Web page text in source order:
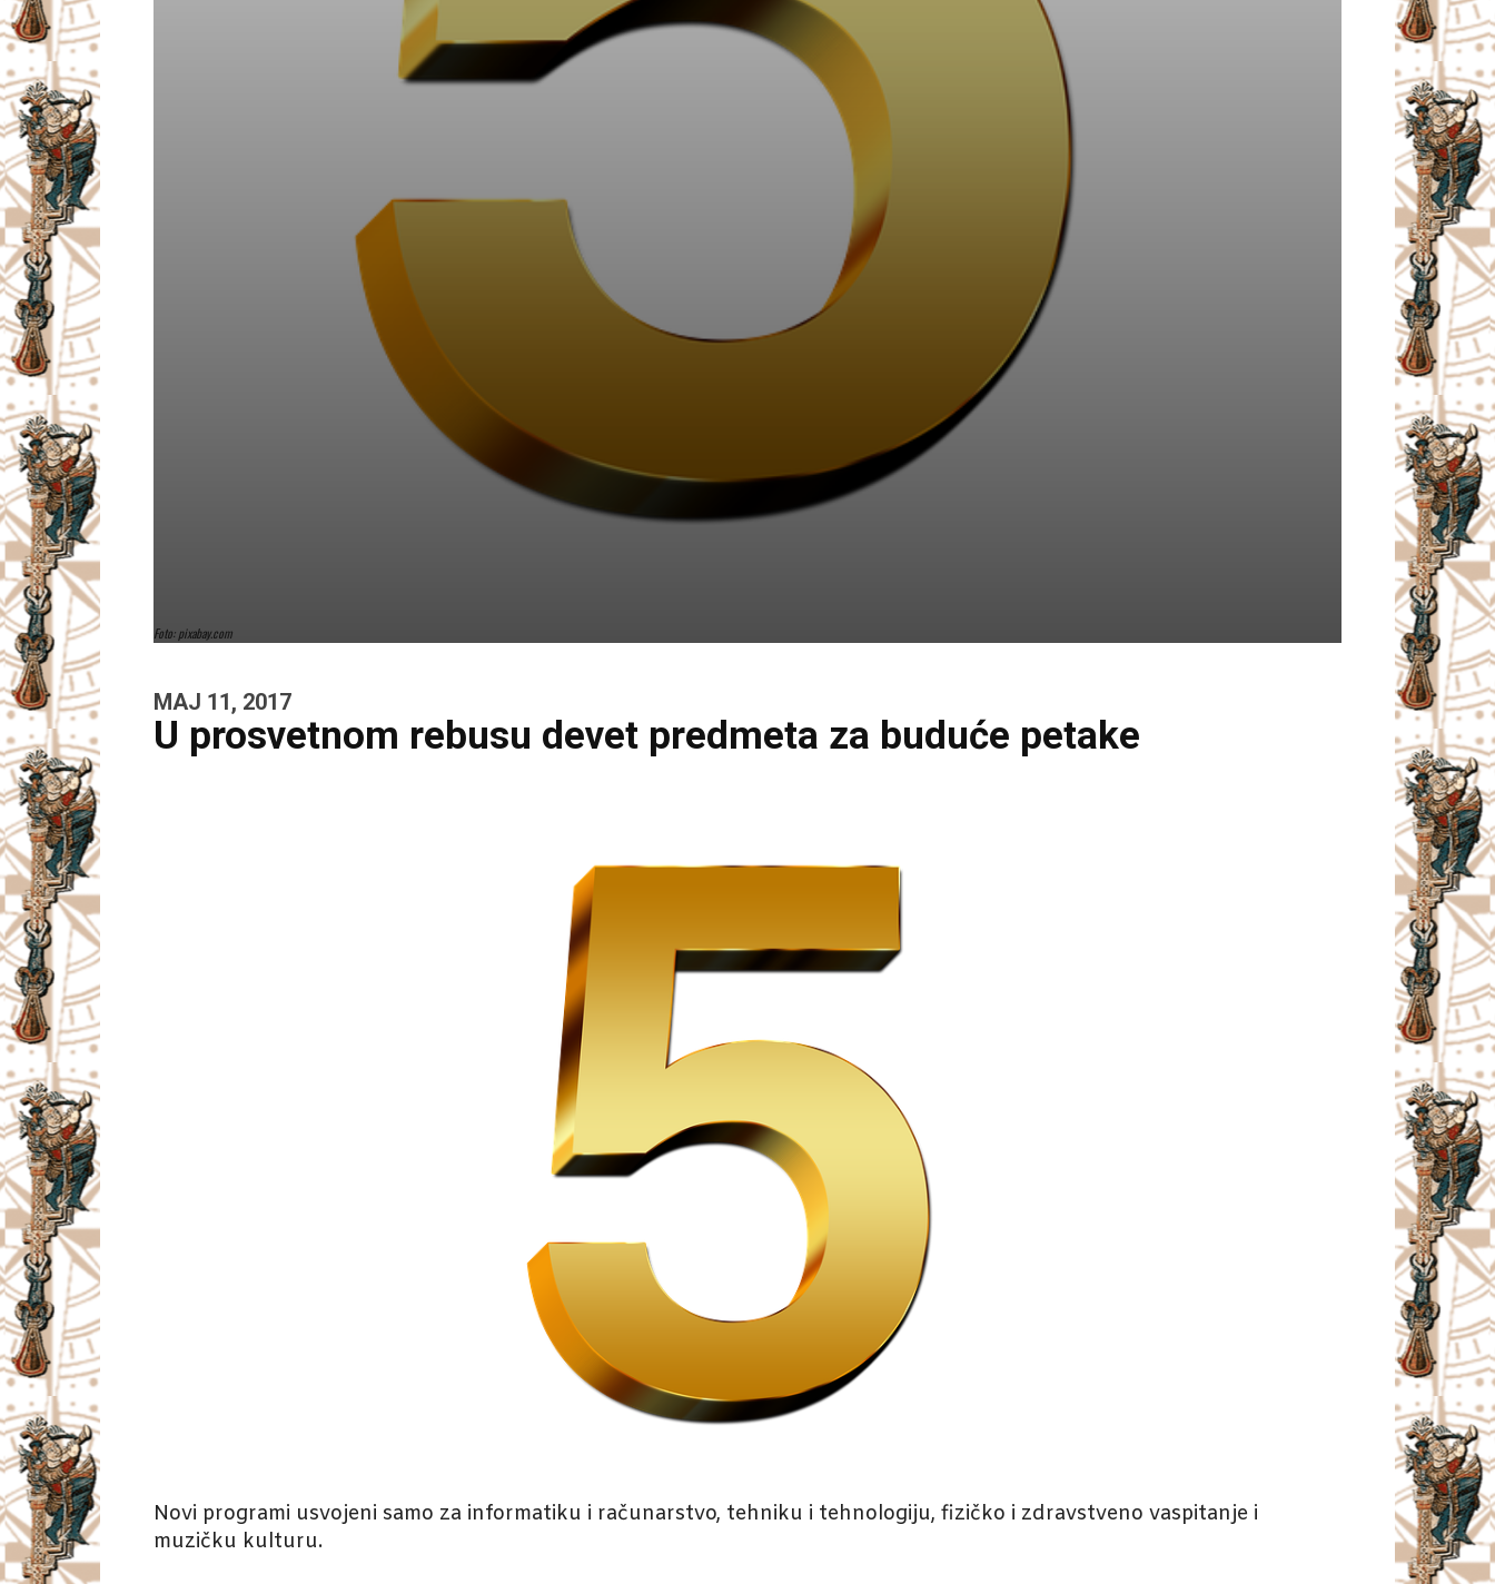
Foto: pixabay.com
MAJ 11, 2017
U prosvetnom rebusu devet predmeta za buduće petake
Novi programi usvojeni samo za informatiku i računarstvo, tehniku i tehnologiju, fizičko i zdravstveno vaspitanje i
muzičku kulturu.